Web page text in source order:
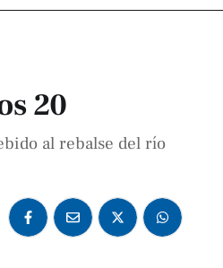
20
al rebalse del río